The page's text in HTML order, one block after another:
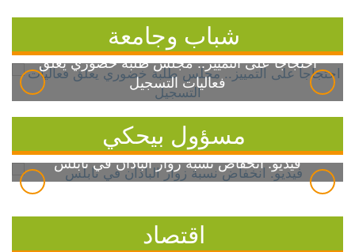
شباب وجامعة
احتجاجاً على التمييز.. مجلس طلبة خضوري يعلق
فعاليات التسجيل
مسؤول بيحكي
فيديو: انخفاض نسبة زوار الباذان في نابلس
اقتصاد